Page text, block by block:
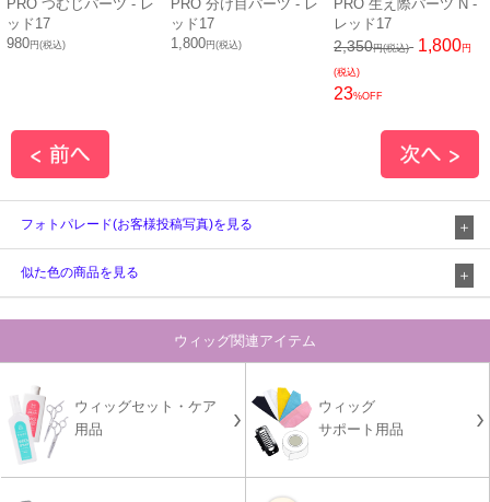
PRO つむじパーツ - レ
ッド17
980円(税込)
PRO 分け目パーツ - レ
ッド17
1,800円(税込)
PRO 生え際パーツ N -
レッド17
2,350円(税込) 1,800円
(税込)
23%OFF
フォトパレード(お客様投稿写真)を見る
似た色の商品を見る
ウィッグ関連アイテム
ウィッグセット・ケア
用品
ウィッグ
サポート用品